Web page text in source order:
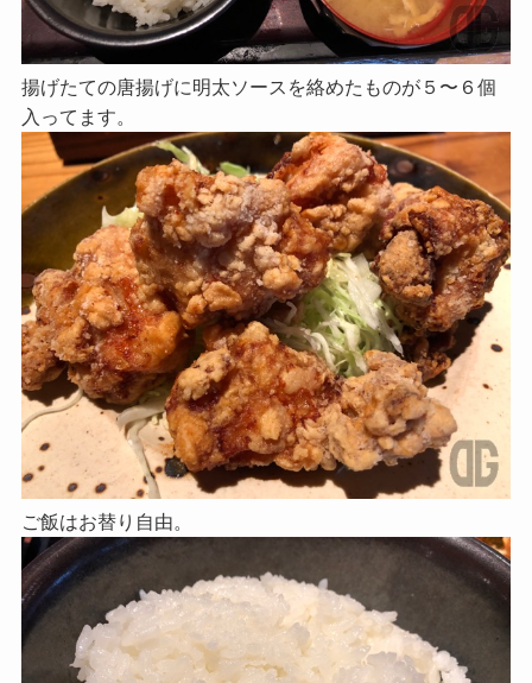
揚げたての唐揚げに明太ソースを絡めたものが５〜６個
入ってます。
ご飯はお替り自由。